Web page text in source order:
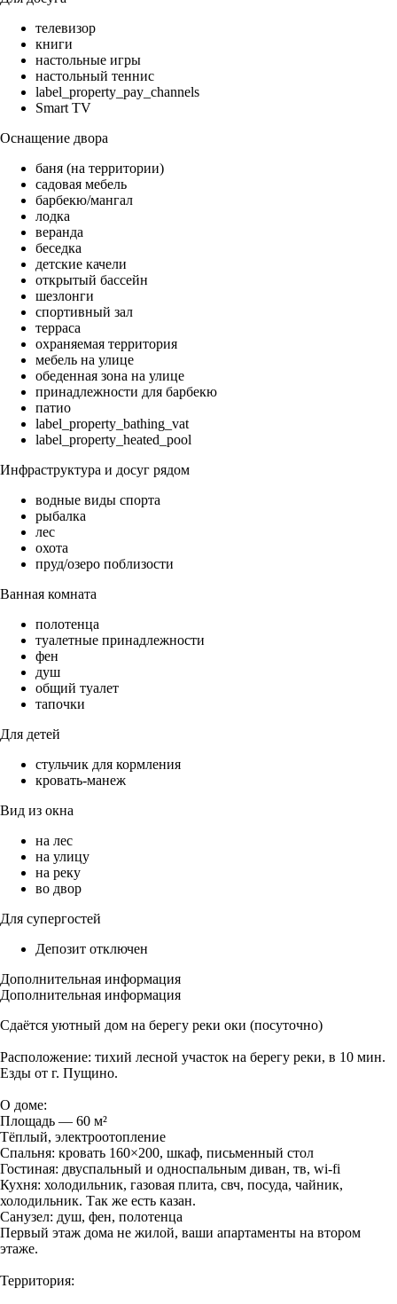
телевизор
книги
настольные игры
настольный теннис
label_property_pay_channels
Smart TV
Оснащение двора
баня (на территории)
садовая мебель
барбекю/мангал
лодка
веранда
беседка
детские качели
открытый бассейн
шезлонги
спортивный зал
терраса
охраняемая территория
мебель на улице
обеденная зона на улице
принадлежности для барбекю
патио
label_property_bathing_vat
label_property_heated_pool
Инфраструктура и досуг рядом
водные виды спорта
рыбалка
лес
охота
пруд/озеро поблизости
Ванная комната
полотенца
туалетные принадлежности
фен
душ
общий туалет
тапочки
Для детей
стульчик для кормления
кровать-манеж
Вид из окна
на лес
на улицу
на реку
во двор
Для супергостей
Депозит отключен
Дополнительная информация
Дополнительная информация
Сдаётся уютный дом на берегу реки оки (посуточно)
Расположение: тихий лесной участок на берегу реки, в 10 мин.
Езды от г. Пущино.
О доме:
Площадь — 60 м²
Тёплый, электроотопление
Спальня: кровать 160×200, шкаф, письменный стол
Гостиная: двуспальный и односпальным диван, тв, wi-fi
Кухня: холодильник, газовая плита, свч, посуда, чайник,
холодильник. Так же есть казан.
Санузел: душ, фен, полотенца
Первый этаж дома не жилой, ваши апартаменты на втором
этаже.
Территория: